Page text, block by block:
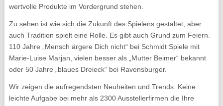
wertvolle Produkte im Vordergrund stehen.
Zu sehen ist wie sich die Zukunft des Spielens gestaltet, aber
auch Tradition spielt eine Rolle. Es gibt auch Grund zum Feiern.
110 Jahre „Mensch ärgere Dich nicht“ bei Schmidt Spiele mit
Marie-Luise Marjan, vielen besser als „Mutter Beimer“ bekannt
oder 50 Jahre „blaues Dreieck“ bei Ravensburger.
Wir zeigen die aufregendsten Neuheiten und Trends. Keine
leichte Aufgabe bei mehr als 2300 Ausstellerfirmen die Ihre